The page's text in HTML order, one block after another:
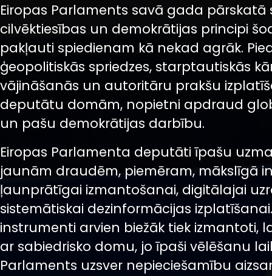
Eiropas Parlaments savā gada pārskatā
cilvēktiesības un demokrātijas principi
pakļauti spiedienam kā nekad agrāk.
ģeopolitiskās spriedzes, starptautiskās
vājināšanās un autoritāru prakšu
deputātu domām, nopietni apdraud
un pašu demokrātijas darbību.
Eiropas Parlamenta deputāti īpašu
jaunām draudēm, piemēram, mākslīgā
ļaunprātīgai izmantošanai, digitālajai
sistemātiskai dezinformācijas
instrumenti arvien biežāk tiek izmantoti,
ar sabiedrisko domu, jo īpaši vēlēšanu
Parlaments uzsver nepieciešamību